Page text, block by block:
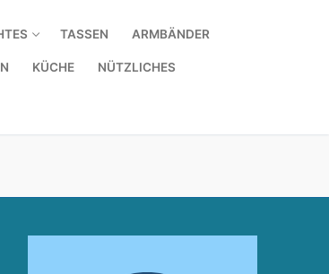
TASSEN ARMBÄNDER
KÜCHE NÜTZLICHES